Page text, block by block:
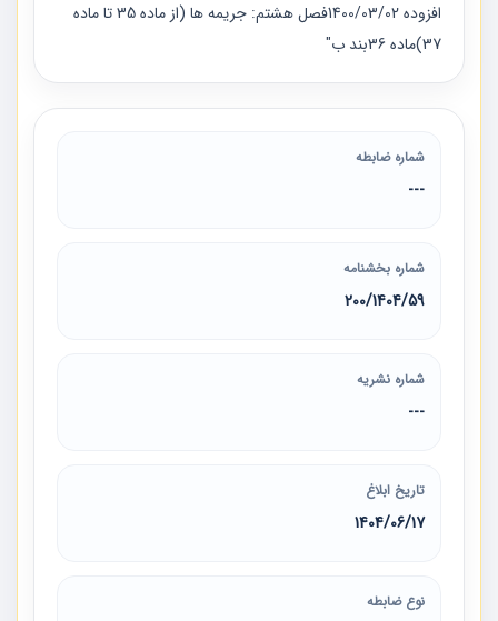
افزوده 1400/03/02فصل هشتم: جریمه ها (از ماده 35 تا ماده
37)ماده 36بند ب"
شماره ضابطه
---
شماره بخشنامه
200/1404/59
شماره نشریه
---
تاریخ ابلاغ
1404/06/17
نوع ضابطه